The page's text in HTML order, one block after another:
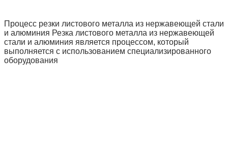
Процесс резки листового металла из нержавеющей стали
и алюминия Резка листового металла из нержавеющей
стали и алюминия является процессом, который
выполняется с использованием специализированного
оборудования